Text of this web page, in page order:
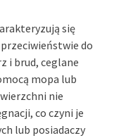
się
przeciwieństwie do
i brud, ceglane
mopa lub
nie
co czyni je
lub posiadaczy